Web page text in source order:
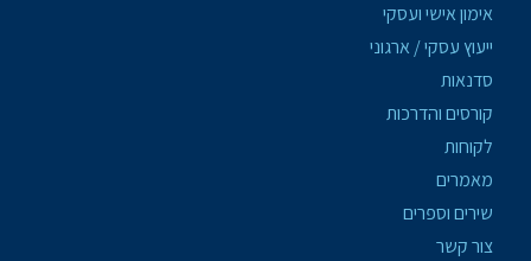
אימון אישי ועסקי
ייעוץ עסקי / ארגוני
סדנאות
קורסים והדרכות
לקוחות
מאמרים
שירים וספרים
צור קשר